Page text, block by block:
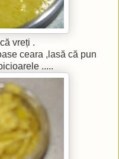
vreți .
ceara ,lasă că pun
.....